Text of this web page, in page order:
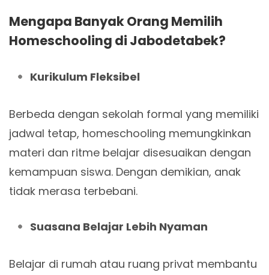
Mengapa Banyak Orang Memilih
Homeschooling di Jabodetabek?
Kurikulum Fleksibel
Berbeda dengan sekolah formal yang memiliki
jadwal tetap, homeschooling memungkinkan
materi dan ritme belajar disesuaikan dengan
kemampuan siswa. Dengan demikian, anak
tidak merasa terbebani.
Suasana Belajar Lebih Nyaman
Belajar di rumah atau ruang privat membantu